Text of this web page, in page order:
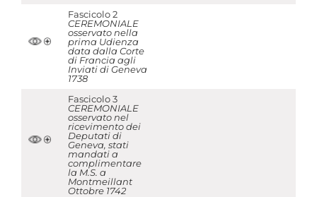
Fascicolo 2
CEREMONIALE
osservato nella
prima Udienza
data dalla Corte
di Francia agli
Inviati di Geneva
1738
Fascicolo 3
CEREMONIALE
osservato nel
ricevimento dei
Deputati di
Geneva, stati
mandati a
complimentare
la M.S. a
Montmeillant
Ottobre 1742